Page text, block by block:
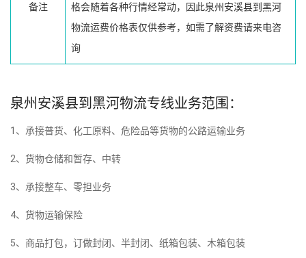
备注
格会随着各种行情经常动，因此泉州安溪县到黑河
物流运费价格表仅供参考，如需了解资费请来电咨
询
泉州安溪县到黑河物流专线业务范围：
1、承接普货、化工原料、危险品等货物的公路运输业务
2、货物仓储和暂存、中转
3、承接整车、零担业务
4、货物运输保险
5、商品打包，订做封闭、半封闭、纸箱包装、木箱包装